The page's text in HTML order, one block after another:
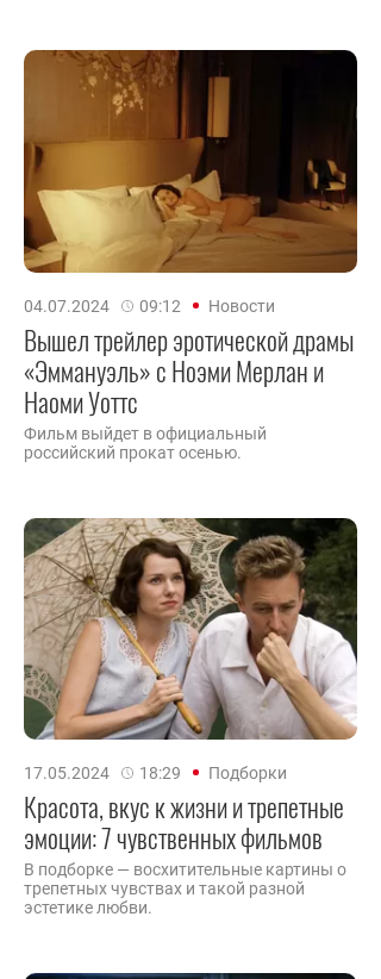
04.07.2024 09:12 Новости
Вышел трейлер эротической драмы
«Эммануэль» с Ноэми Мерлан и
Наоми Уоттс
Фильм выйдет в официальный
российский прокат осенью.
17.05.2024 18:29 Подборки
Красота, вкус к жизни и трепетные
эмоции: 7 чувственных фильмов
В подборке — восхитительные картины о
трепетных чувствах и такой разной
эстетике любви.